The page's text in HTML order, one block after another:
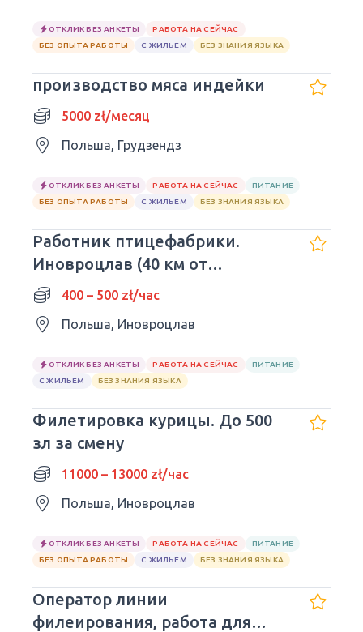
ОТКЛИК БЕЗ АНКЕТЫ
РАБОТА НА СЕЙЧАС
БЕЗ ОПЫТА РАБОТЫ
С ЖИЛЬЕМ БЕЗ ЗНАНИЯ ЯЗЫКА
производство мяса индейки
5000 zł/месяц
Польша, Грудзендз
ОТКЛИК БЕЗ АНКЕТЫ РАБОТА НА СЕЙЧАС
ПИТАНИЕ
БЕЗ ОПЫТА РАБОТЫ
С ЖИЛЬЕМ БЕЗ ЗНАНИЯ ЯЗЫКА
Работник птицефабрики.
Иновроцлав (40 км от
Быдгоща)
400 – 500 zł/час
Польша, Иновроцлав
ОТКЛИК БЕЗ АНКЕТЫ РАБОТА НА СЕЙЧАС
ПИТАНИЕ
С ЖИЛЬЕМ
БЕЗ ЗНАНИЯ ЯЗЫКА
Филетировка курицы. До 500
зл за смену
11000 – 13000 zł/час
Польша, Иновроцлав
ОТКЛИК БЕЗ АНКЕТЫ РАБОТА НА СЕЙЧАС
ПИТАНИЕ
БЕЗ ОПЫТА РАБОТЫ
С ЖИЛЬЕМ БЕЗ ЗНАНИЯ ЯЗЫКА
Оператор линии
филеирования, работа для